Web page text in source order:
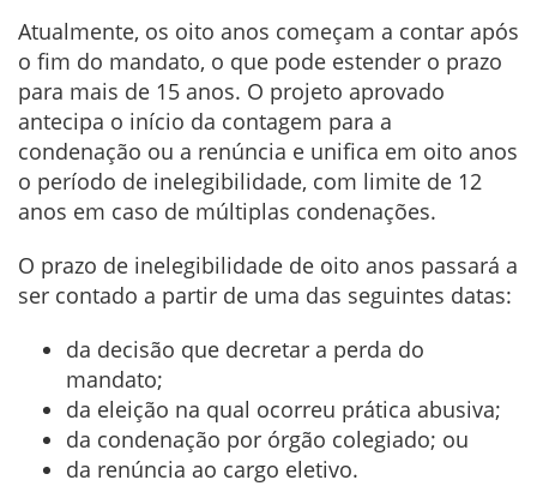
Atualmente, os oito anos começam a contar após
o fim do mandato, o que pode estender o prazo
para mais de 15 anos. O projeto aprovado
antecipa o início da contagem para a
condenação ou a renúncia e unifica em oito anos
o período de inelegibilidade, com limite de 12
anos em caso de múltiplas condenações.
O prazo de inelegibilidade de oito anos passará a
ser contado a partir de uma das seguintes datas:
da decisão que decretar a perda do
mandato;
da eleição na qual ocorreu prática abusiva;
da condenação por órgão colegiado; ou
da renúncia ao cargo eletivo.